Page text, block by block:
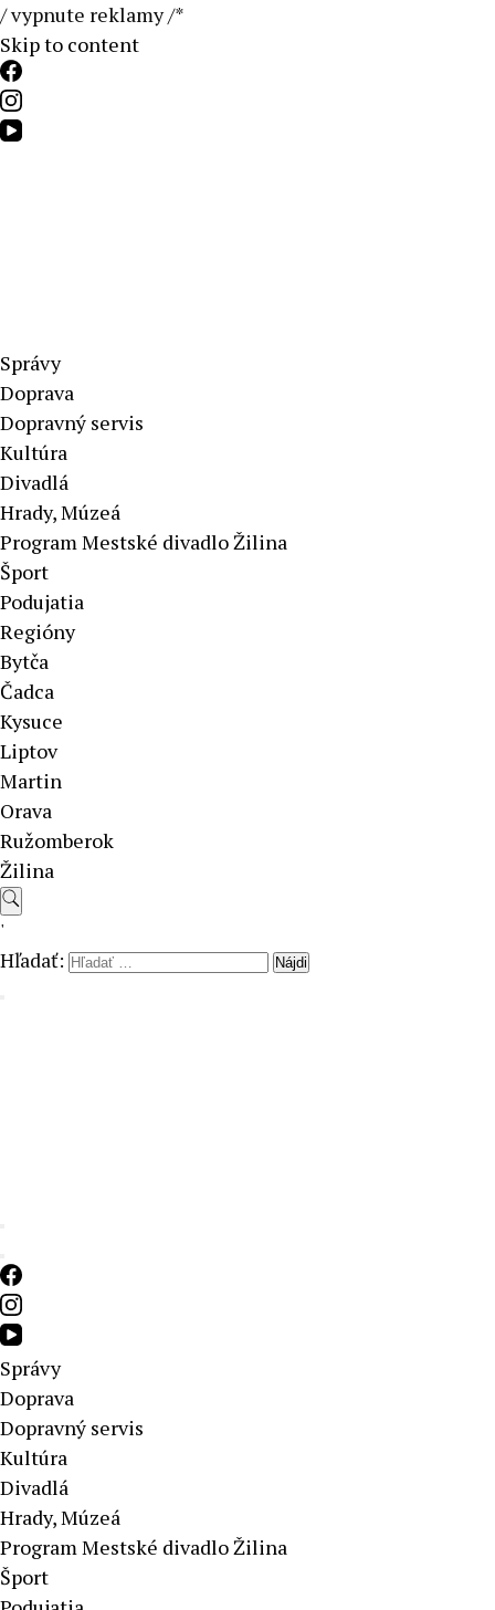
/ vypnute reklamy /*
Skip to content
Aktuálne správy – severné Slovensko
Správy
Doprava
Dopravný servis
Kultúra
Divadlá
Hrady, Múzeá
Program Mestské divadlo Žilina
Šport
Podujatia
Regióny
Bytča
Čadca
Kysuce
Liptov
Martin
Orava
Ružomberok
Žilina
'
Hľadať:
Správy
Doprava
Dopravný servis
Kultúra
Divadlá
Hrady, Múzeá
Program Mestské divadlo Žilina
Šport